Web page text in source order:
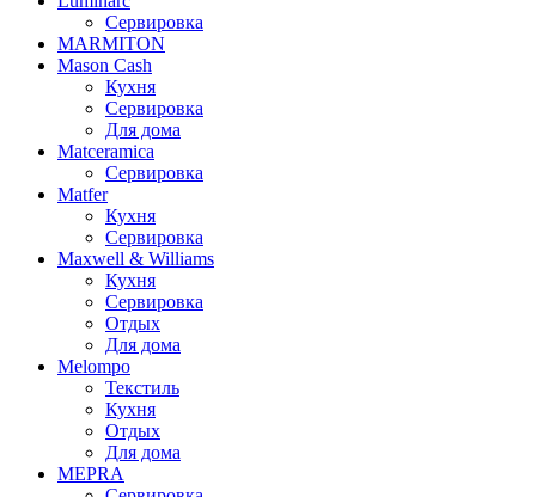
Сервировка
MARMITON
Mason Cash
Кухня
Сервировка
Для дома
Matceramica
Сервировка
Matfer
Кухня
Сервировка
Maxwell & Williams
Кухня
Сервировка
Отдых
Для дома
Melompo
Текстиль
Кухня
Отдых
Для дома
MEPRA